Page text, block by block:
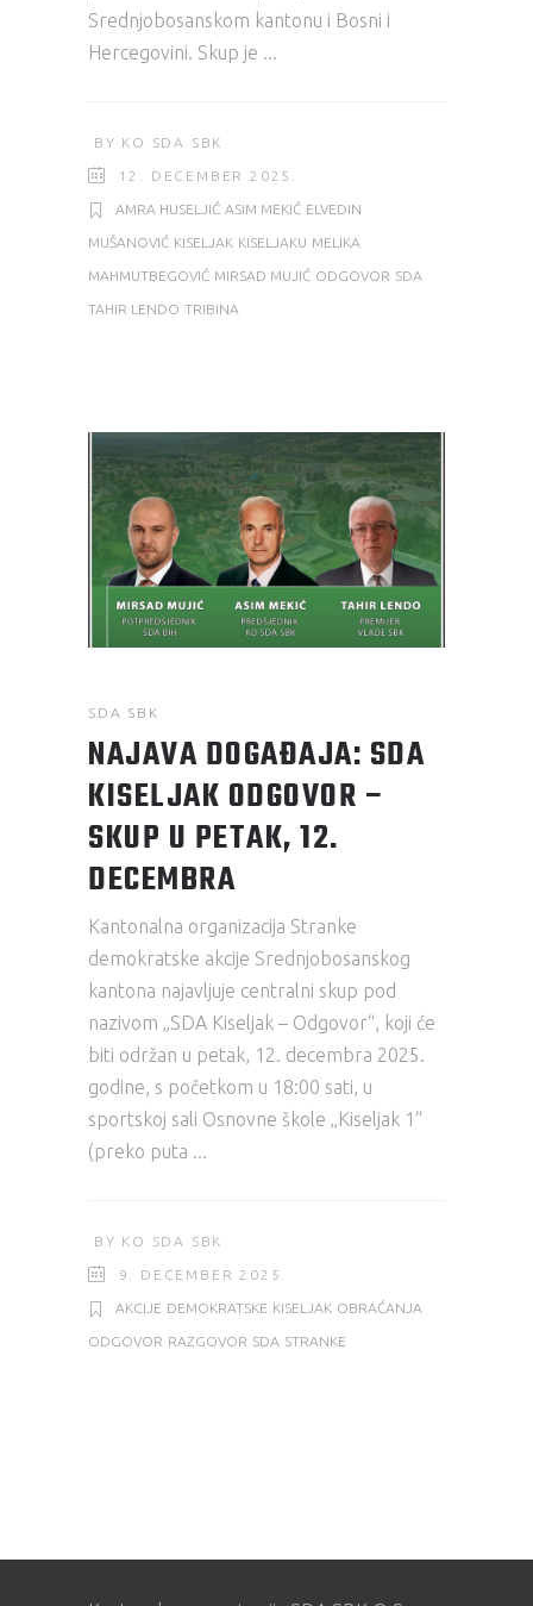
Srednjobosanskom kantonu i Bosni i
Hercegovini. Skup je
BY KO SDA SBK
12. DECEMBER 2025.
AMRA HUSELJIĆ ASIM MEKIĆ ELVEDIN
MUŠANOVIĆ KISELJAK KISELJAKU MELIKA
MAHMUTBEGOVIĆ MIRSAD MUJIĆ ODGOVOR SDA
TAHIR LENDO TRIBINA
SDA SBK
NAJAVA DOGAĐAJA: SDA
KISELJAK ODGOVOR –
SKUP U PETAK, 12.
DECEMBRA
Kantonalna organizacija Stranke
demokratske akcije Srednjobosanskog
kantona najavljuje centralni skup pod
nazivom „SDA Kiseljak – Odgovor“, koji će
biti održan u petak, 12. decembra 2025.
godine, s početkom u 18:00 sati, u
sportskoj sali Osnovne škole „Kiseljak 1“
(preko puta
BY KO SDA SBK
9. DECEMBER 2025.
AKCIJE DEMOKRATSKE KISELJAK OBRAĆANJA
ODGOVOR RAZGOVOR SDA STRANKE